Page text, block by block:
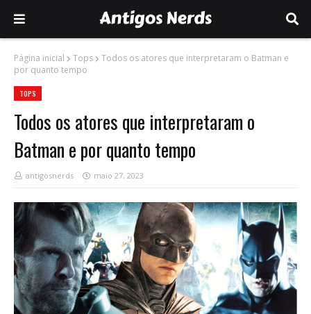
Página inicial Tops
Todos os atores que interpretaram o Batman e
por quanto tempo
TOPS
Todos os atores que interpretaram o
Batman e por quanto tempo
antigosnerds maio 27, 2023